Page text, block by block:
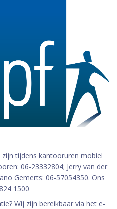
zijn tijdens kantooruren mobiel
06-23332804; Jerry van der
Gemerts: 06-57054350. Ons
1500
Wij zijn bereikbaar via het e-